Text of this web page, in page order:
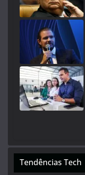
Tendências Tech